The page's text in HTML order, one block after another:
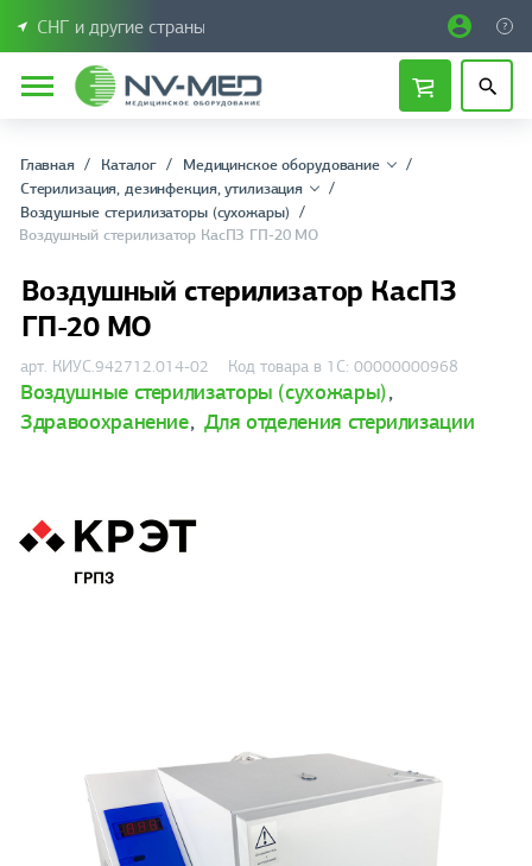
СНГ и другие страны
Главная Каталог
Медицинское оборудование
Стерилизация, дезинфекция, утилизация
Воздушные стерилизаторы (сухожары)
Воздушный стерилизатор КасПЗ ГП-20 МО
Воздушный стерилизатор КасПЗ
ГП-20 МО
арт. КИУС.942712.014-02 Код товара в 1С: 00000000968
Воздушные стерилизаторы (сухожары),
Здравоохранение, Для отделения стерилизации